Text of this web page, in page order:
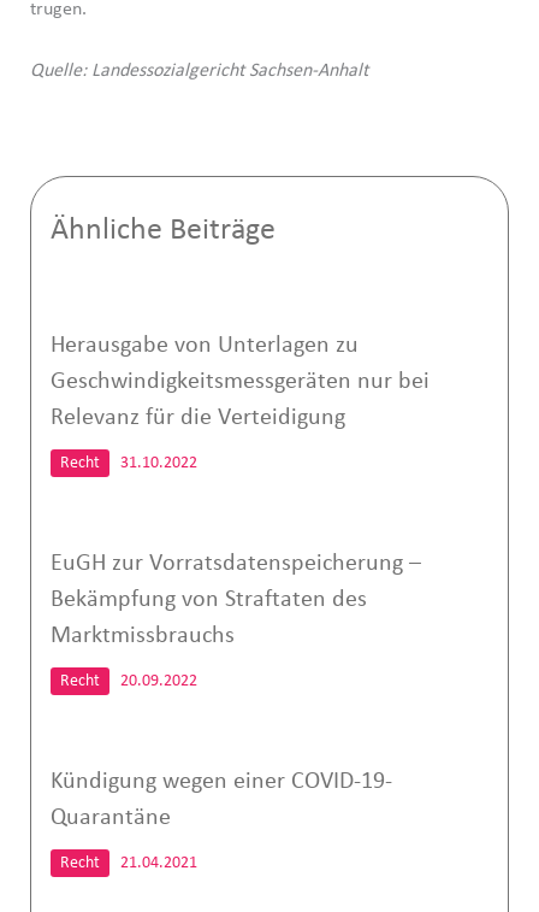
trugen.
Quelle: Landessozialgericht Sachsen-Anhalt
Ähnliche Beiträge
Herausgabe von Unterlagen zu
Geschwindigkeitsmessgeräten nur bei
Relevanz für die Verteidigung
Recht 31.10.2022
EuGH zur Vorratsdatenspeicherung –
Bekämpfung von Straftaten des
Marktmissbrauchs
Recht 20.09.2022
Kündigung wegen einer COVID-19-
Quarantäne
Recht 21.04.2021